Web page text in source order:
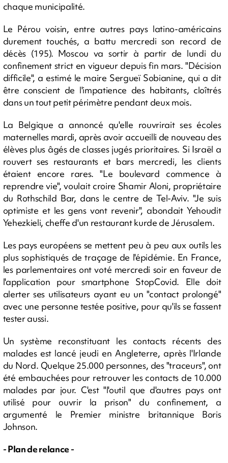
chaque municipalité.
Le Pérou voisin, entre autres pays latino-américains
durement touchés, a battu mercredi son record de
décès (195). Moscou va sortir à partir de lundi du
confinement strict en vigueur depuis fin mars. "Décision
difficile", a estimé le maire Sergueï Sobianine, qui a dit
être conscient de l'impatience des habitants, cloîtrés
dans un tout petit périmètre pendant deux mois.
La Belgique a annoncé qu'elle rouvrirait ses écoles
maternelles mardi, après avoir accueilli de nouveau des
élèves plus âgés de classes jugés prioritaires. Si Israël a
rouvert ses restaurants et bars mercredi, les clients
étaient encore rares. "Le boulevard commence à
reprendre vie", voulait croire Shamir Aloni, propriétaire
du Rothschild Bar, dans le centre de Tel-Aviv. "Je suis
optimiste et les gens vont revenir", abondait Yehoudit
Yehezkieli, cheffe d'un restaurant kurde de Jérusalem.
Les pays européens se mettent peu à peu aux outils les
plus sophistiqués de traçage de l'épidémie. En France,
les parlementaires ont voté mercredi soir en faveur de
l'application pour smartphone StopCovid. Elle doit
alerter ses utilisateurs ayant eu un "contact prolongé"
avec une personne testée positive, pour qu'ils se fassent
tester aussi.
Un système reconstituant les contacts récents des
malades est lancé jeudi en Angleterre, après l'Irlande
du Nord. Quelque 25.000 personnes, des "traceurs", ont
été embauchées pour retrouver les contacts de 10.000
malades par jour. C'est "l'outil que d'autres pays ont
utilisé pour ouvrir la prison" du confinement, a
argumenté le Premier ministre britannique Boris
Johnson.
- Plan de relance -